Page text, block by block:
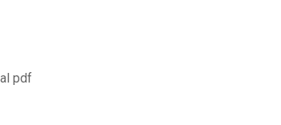
pdf